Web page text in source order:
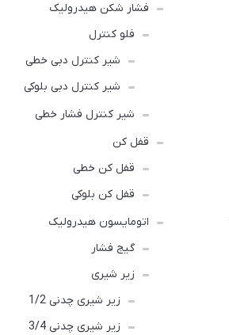
فشار شکن هیدرولیک
فلو کنترل
شیر کنترل دبی خطی
شیر کنترل دبی بلوکی
شیر کنترل فشار خطی
قفل کن
قفل کن خطی
قفل کن بلوکی
اتومایسون هیدرولیک
گیج فشار
زیر شیری
زیر شیری چدنی 1/2
زیر شیری چدنی 3/4